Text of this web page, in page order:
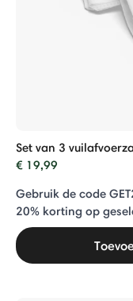
Set van 3
€ 19,99
Gebruik de code
20% ​​korting op